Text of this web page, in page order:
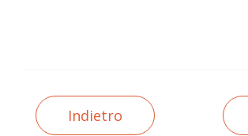
Indietro